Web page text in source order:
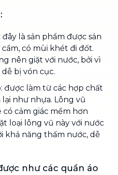
là sản phẩm được sản
có mùi khét đi đốt.
nên giặt với nước, bởi vì
bị vón cục.
được làm từ các hợp chất
như nhựa. Lông vũ
có cảm giác mềm hơn
loại lông vũ này với nước
khả năng thấm nước, dễ
như các quần áo